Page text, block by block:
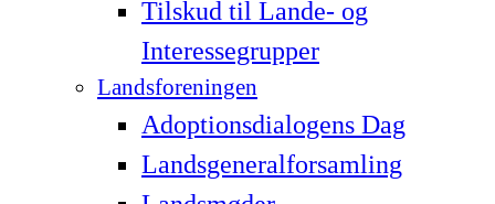
Tilskud til Lande- og
Interessegrupper
Landsforeningen
Adoptionsdialogens Dag
Landsgeneralforsamling